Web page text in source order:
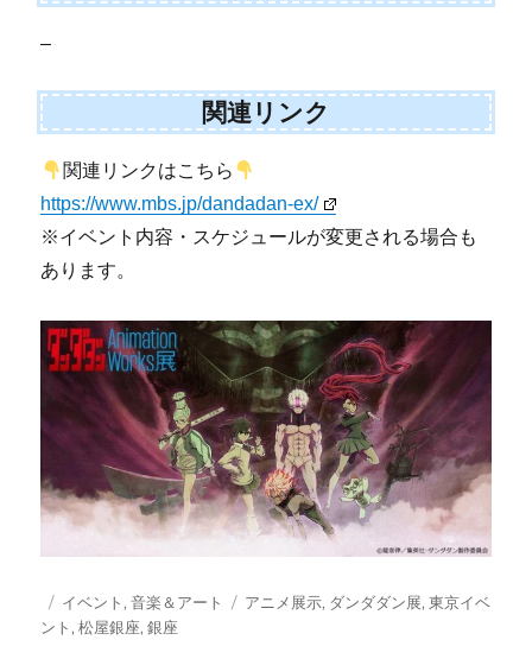
–
関連リンク
関連リンクはこちら
https://www.mbs.jp/dandadan-ex/
※イベント内容・スケジュールが変更される場合も
あります。
投
稿
カ
テ
イベント,音楽＆アート
タ
アニメ展示, ダンダダン展,東京イベ
ント,松屋銀座,銀座